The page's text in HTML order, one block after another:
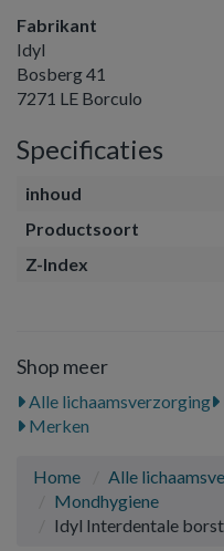
Fabrikant
Idyl
Bosberg 41
7271 LE Borculo
Specificaties
inhoud
Productsoort
Z-Index
Shop meer
Alle lichaamsverzorging
Merken
Home Alle
Mondhygiene
Idyl Interdentale